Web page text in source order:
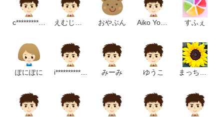
c************************m おやぶん Aiko Yokoyama すふぇ
ぽにぽに i*******************m みーみ ゆうこ